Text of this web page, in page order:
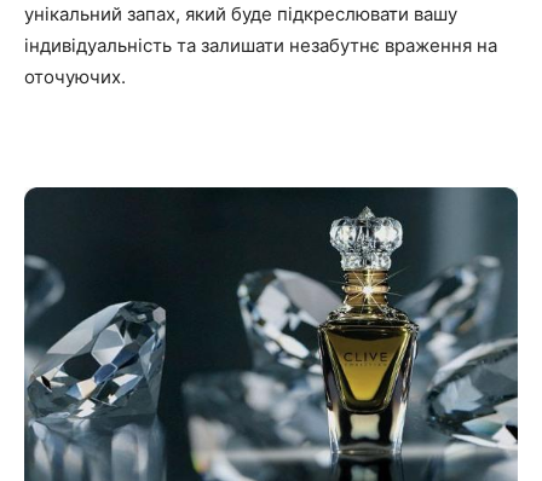
унікальний запах, який буде підкреслювати вашу
індивідуальність та залишати незабутнє враження на
оточуючих.